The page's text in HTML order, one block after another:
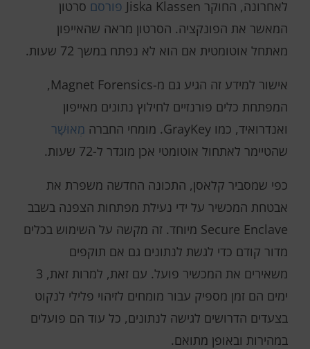
לאחרונה, החוקר Jiska Klassen פורסם סרטון
המאשר את הפונקציה. הסרטון מראה שהאייפון
מאתחל אוטומטית אם הוא לא נפתח במשך 72 שעות.
אישור למידע זה הגיע גם מ-Magnet Forensics,
המפתחת כלים פורנזיים לחילוץ נתונים מאייפון
ואנדרואיד, כמו GrayKey. מומחי החברה
מְאוּשָׁר
שהטיימר לאתחול אוטומטי אכן מוגדר ל-72 שעות.
כפי שמסביר קלאסן, התכונה החדשה משפרת את
אבטחת המכשיר על ידי נעילת מפתחות הצפנה בשבב
Secure Enclave מיוחד. זה מקשה על השימוש בכלים
מדור קודם כדי לגשת לנתונים גם אם תוקפים
משאירים את המכשיר פועל. עם זאת, למרות זאת, 3
ימים הם זמן מספיק עבור מומחים לזיהוי פלילי לנקוט
בצעדים הדרושים לגישה לנתונים, כל עוד הם פועלים
במהירות ובאופן מתואם.